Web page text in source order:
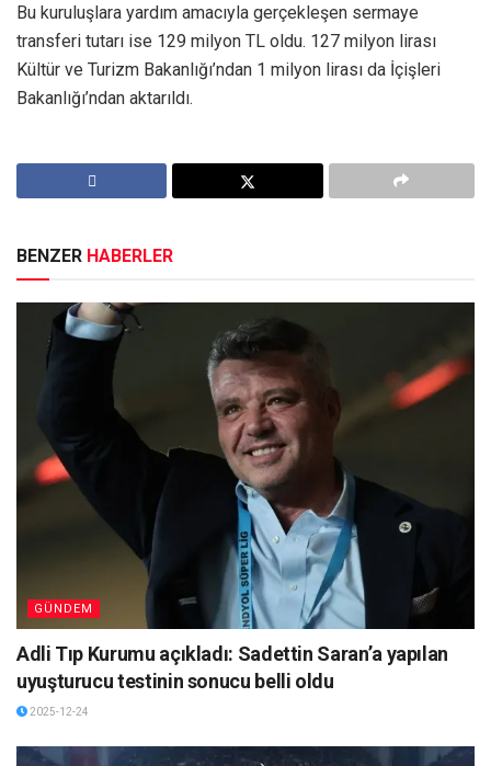
Bu kuruluşlara yardım amacıyla gerçekleşen sermaye
transferi tutarı ise 129 milyon TL oldu. 127 milyon lirası
Kültür ve Turizm Bakanlığı’ndan 1 milyon lirası da İçişleri
Bakanlığı’ndan aktarıldı.
BENZER HABERLER
GÜNDEM
Adli Tıp Kurumu açıkladı: Sadettin Saran’a yapılan
uyuşturucu testinin sonucu belli oldu
2025-12-24